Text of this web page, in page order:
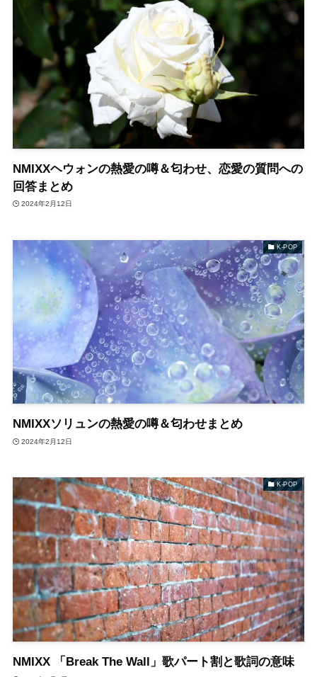
NMIXXヘウォンの熱愛の噂＆匂わせ、恋愛の質問への
回答まとめ
2024年2月12日
K-POP
NMIXXソリュンの熱愛の噂＆匂わせまとめ
2024年2月12日
K-POP
NMIXX 「Break The Wall」歌パート割と歌詞の意味